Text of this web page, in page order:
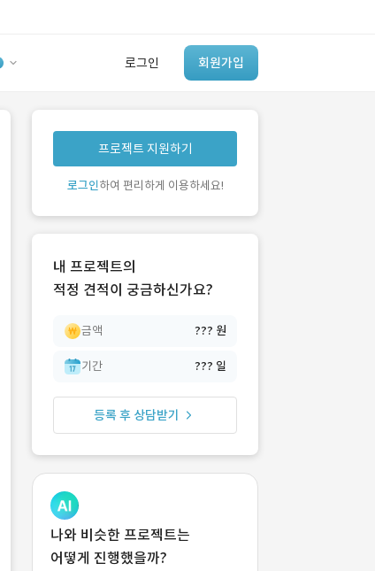
로그인 회원가입
유사사례 검색 AI
‘이런 거’ 만들어본
개발 회사 있어?
프로젝트 지원하기
로그인하여 편리하게 이용하세요!
내 프로젝트의
적정 견적이 궁금하신가요?
금액 ??? 원
기간 ??? 일
등록 후 상담받기
나와 비슷한 프로젝트는
어떻게 진행했을까?